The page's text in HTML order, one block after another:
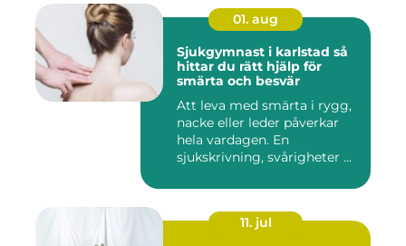
01. aug
Sjukgymnast i karlstad så
hittar du rätt hjälp för
smärta och besvär
Att leva med smärta i rygg,
nacke eller leder påverkar
hela vardagen. En
sjukskrivning, svårigheter ...
11. jul